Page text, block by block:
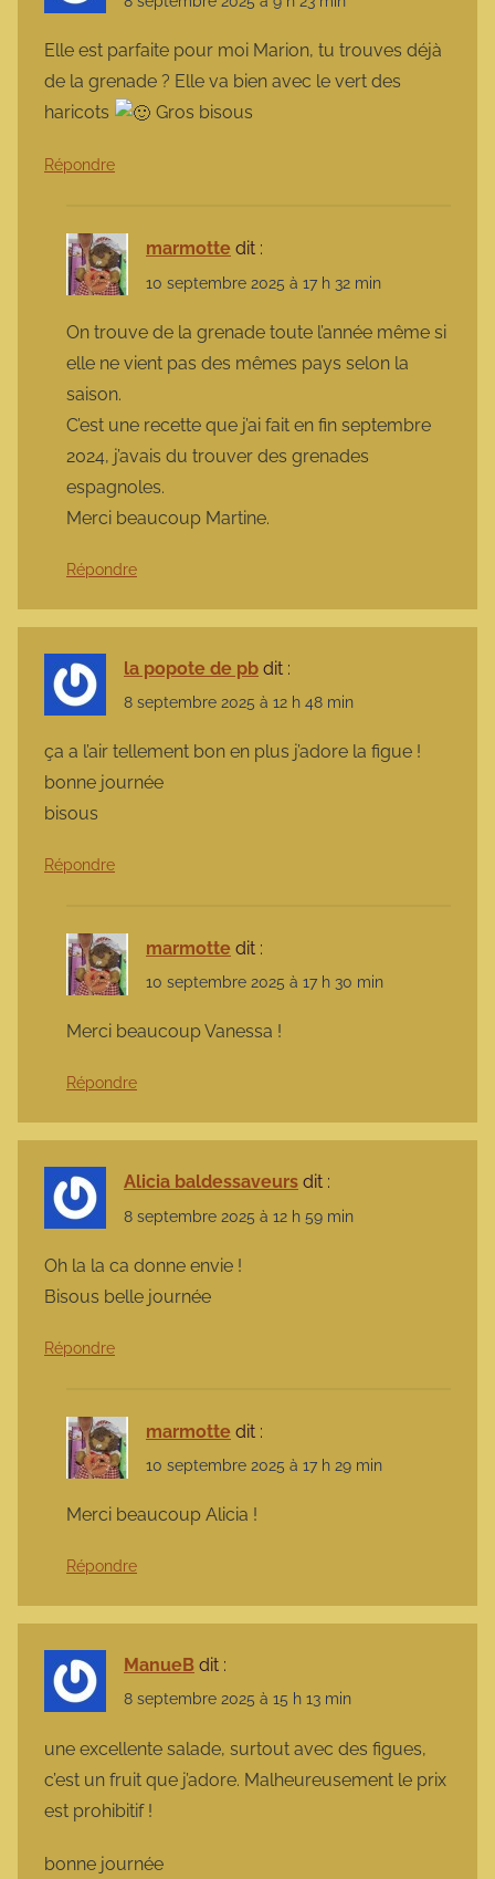
Elle est parfaite pour moi Marion, tu trouves déjà
de la grenade ? Elle va bien avec le vert des
haricots
Gros bisous
Répondre
marmotte dit :
10 septembre 2025 à 17 h 32 min
On trouve de la grenade toute l’année même si
elle ne vient pas des mêmes pays selon la
saison.
C’est une recette que j’ai fait en fin septembre
2024, j’avais du trouver des grenades
espagnoles.
Merci beaucoup Martine.
Répondre
la popote de pb dit :
8 septembre 2025 à 12 h 48 min
ça a l’air tellement bon en plus j’adore la figue !
bonne journée
bisous
Répondre
marmotte dit :
10 septembre 2025 à 17 h 30 min
Merci beaucoup Vanessa !
Répondre
Alicia baldessaveurs dit :
8 septembre 2025 à 12 h 59 min
Oh la la ca donne envie !
Bisous belle journée
Répondre
marmotte dit :
10 septembre 2025 à 17 h 29 min
Merci beaucoup Alicia !
Répondre
ManueB dit :
8 septembre 2025 à 15 h 13 min
une excellente salade, surtout avec des figues,
c’est un fruit que j’adore. Malheureusement le prix
est prohibitif !
bonne journée